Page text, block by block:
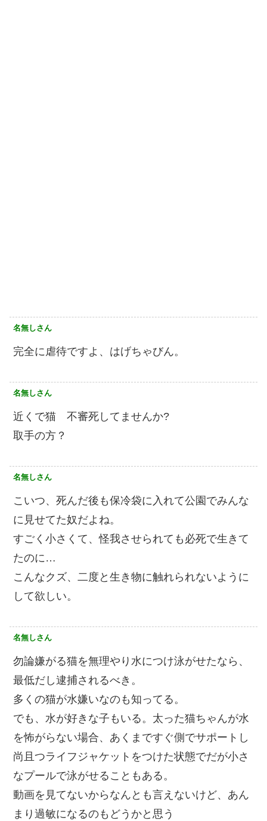
名無しさん
完全に虐待ですよ、はげちゃびん。
名無しさん
近くで猫 不審死してませんか?
取手の方？
名無しさん
こいつ、死んだ後も保冷袋に入れて公園でみんな
に見せてた奴だよね。
すごく小さくて、怪我させられても必死で生きて
たのに…
こんなクズ、二度と生き物に触れられないように
して欲しい。
名無しさん
勿論嫌がる猫を無理やり水につけ泳がせたなら、
最低だし逮捕されるべき。
多くの猫が水嫌いなのも知ってる。
でも、水が好きな子もいる。太った猫ちゃんが水
を怖がらない場合、あくまですぐ側でサポートし
尚且つライフジャケットをつけた状態でだが小さ
なプールで泳がせることもある。
動画を見てないからなんとも言えないけど、あん
まり過敏になるのもどうかと思う